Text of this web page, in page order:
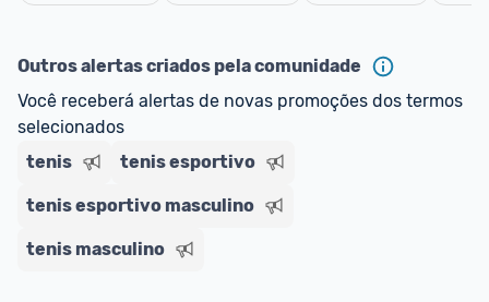
E lembre-se: você sempre pode contar ajuda da
comunidade para tirar dúvidas ou acionar os
nossos Admins marcando
comentário ou através do Fale com o Promobit.
Outros alertas criados pela comunidade
Você receberá alertas de novas promoções dos termos
selecionados
tenis
tenis esportivo
tenis esportivo masculino
tenis masculino